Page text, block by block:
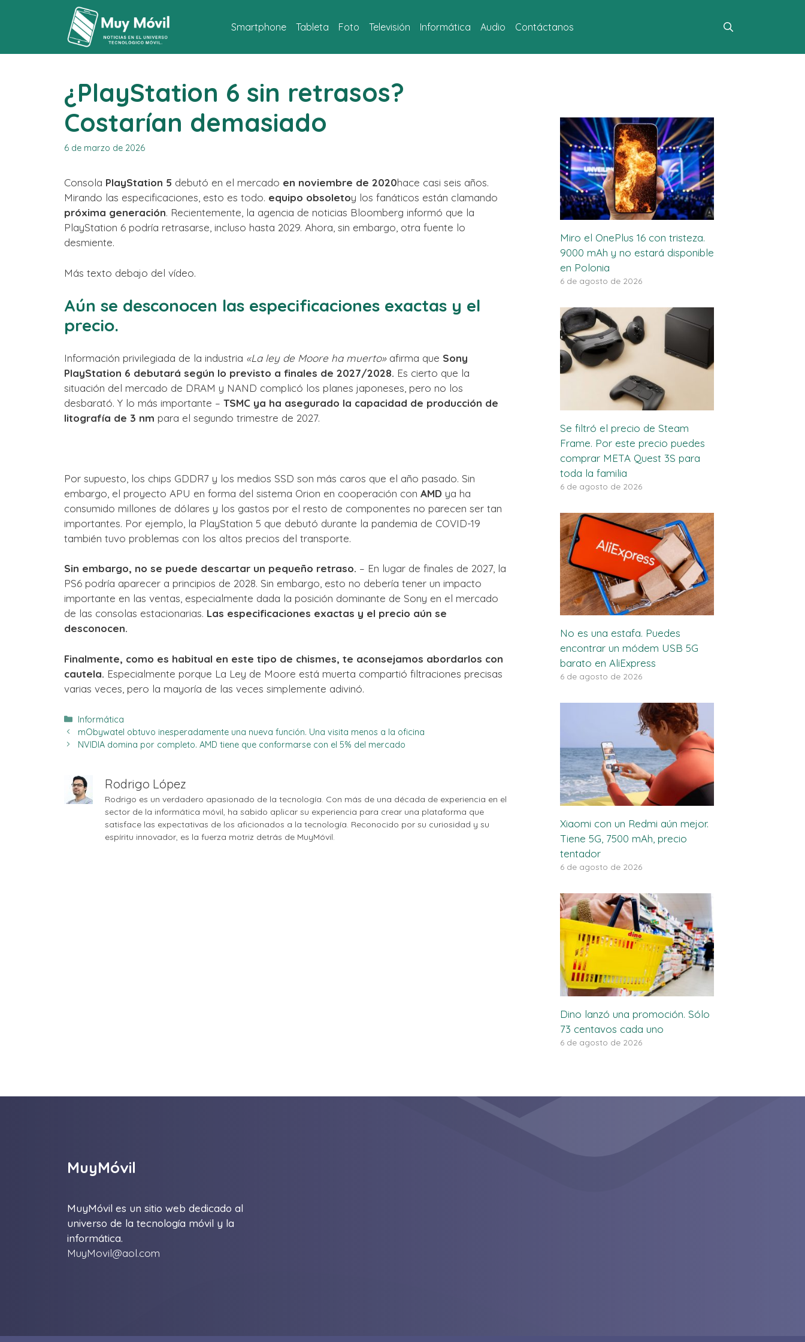
Smartphone Tableta Foto Televisión Informática Audio Contáctanos
¿PlayStation 6 sin retrasos?
Costarían demasiado
6 de marzo de 2026
Consola PlayStation 5 debutó en el mercado en noviembre de 2020hace casi seis años.
Mirando las especificaciones, esto es todo. equipo obsoletoy los fanáticos están clamando
próxima generación. Recientemente, la agencia de noticias Bloomberg informó que la
PlayStation 6 podría retrasarse, incluso hasta 2029. Ahora, sin embargo, otra fuente lo
desmiente.
Más texto debajo del vídeo.
Aún se desconocen las especificaciones exactas y el
precio.
Información privilegiada de la industria «La ley de Moore ha muerto»afirma que Sony
PlayStation 6 debutará según lo previsto a finales de 2027/2028. Es cierto que la
situación del mercado de DRAM y NAND complicó los planes japoneses, pero no los
desbarató. Y lo más importante – TSMC ya ha asegurado la capacidad de producción de
litografía de 3 nm para el segundo trimestre de 2027.
Por supuesto, los chips GDDR7 y los medios SSD son más caros que el año pasado. Sin
embargo, el proyecto APU en forma del sistema Orion en cooperación con AMD ya ha
consumido millones de dólares y los gastos por el resto de componentes no parecen ser tan
importantes. Por ejemplo, la PlayStation 5 que debutó durante la pandemia de COVID-19
también tuvo problemas con los altos precios del transporte.
Sin embargo, no se puede descartar un pequeño retraso. – En lugar de finales de 2027, la
PS6 podría aparecer a principios de 2028. Sin embargo, esto no debería tener un impacto
importante en las ventas, especialmente dada la posición dominante de Sony en el mercado
de las consolas estacionarias. Las especificaciones exactas y el precio aún se
desconocen.
Finalmente, como es habitual en este tipo de chismes, te aconsejamos abordarlos con
cautela. Especialmente porque La Ley de Moore está muerta compartió filtraciones precisas
varias veces, pero la mayoría de las veces simplemente adivinó.
Categorías
Informática
mObywatel obtuvo inesperadamente una nueva función. Una visita menos a la oficina
NVIDIA domina por completo. AMD tiene que conformarse con el 5% del mercado
Rodrigo López
Rodrigo es un verdadero apasionado de la tecnología. Con más de una década de experiencia en el
sector de la informática móvil, ha sabido aplicar su experiencia para crear una plataforma que
satisface las expectativas de los aficionados a la tecnología. Reconocido por su curiosidad y su
espíritu innovador, es la fuerza motriz detrás de MuyMóvil.
Miro el OnePlus 16 con tristeza.
9000 mAh y no estará disponible
en Polonia
6 de agosto de 2026
Se filtró el precio de Steam
Frame. Por este precio puedes
comprar META Quest 3S para
toda la familia
6 de agosto de 2026
No es una estafa. Puedes
encontrar un módem USB 5G
barato en AliExpress
6 de agosto de 2026
Xiaomi con un Redmi aún mejor.
Tiene 5G, 7500 mAh, precio
tentador
6 de agosto de 2026
Dino lanzó una promoción. Sólo
73 centavos cada uno
6 de agosto de 2026
MuyMóvil
MuyMóvil es un sitio web dedicado al
universo de la tecnología móvil y la
informática.
MuyMovil@aol.com